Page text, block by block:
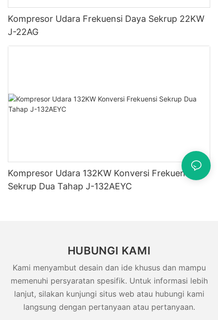
Kompresor Udara Frekuensi Daya Sekrup 22KW
J-22AG
Kompresor Udara 132KW Konversi Frekuensi
Sekrup Dua Tahap J-132AEYC
HUBUNGI KAMI
Kami menyambut desain dan ide khusus dan mampu
memenuhi persyaratan spesifik. Untuk informasi lebih
lanjut, silakan kunjungi situs web atau hubungi kami
langsung dengan pertanyaan atau pertanyaan.